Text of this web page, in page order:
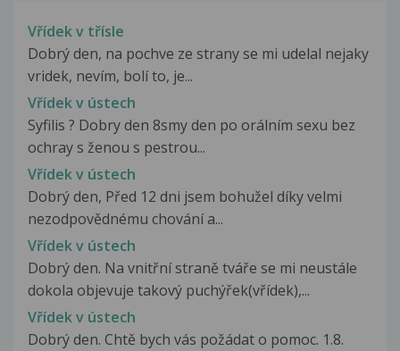
Vřídek v třísle
Dobrý den, na pochve ze strany se mi udelal nejaky
vridek, nevím, bolí to, je...
Vřídek v ústech
Syfilis ? Dobry den 8smy den po orálním sexu bez
ochray s ženou s pestrou...
Vřídek v ústech
Dobrý den, Před 12 dni jsem bohužel díky velmi
nezodpovědnému chování a...
Vřídek v ústech
Dobrý den. Na vnitřní straně tváře se mi neustále
dokola objevuje takový puchýřek(vřídek),...
Vřídek v ústech
Dobrý den. Chtě bych vás požádat o pomoc. 1.8.